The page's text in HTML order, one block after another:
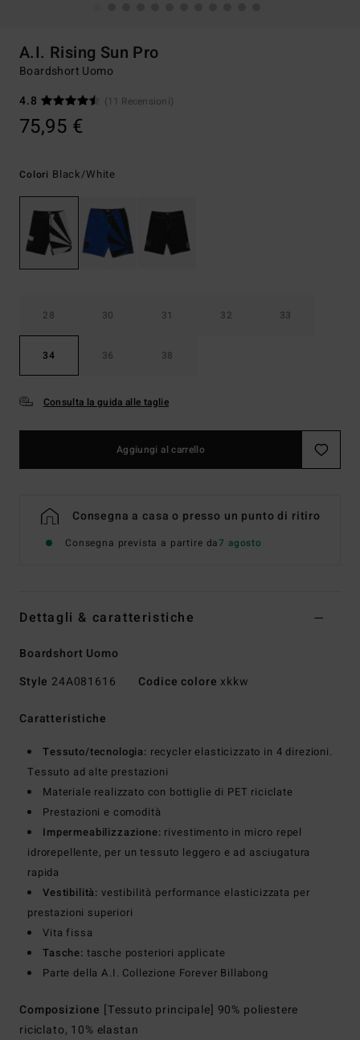
A.I. Rising Sun Pro
Boardshort Uomo
4.8
(11 Recensioni)
75,95 €
Colori Black/white
28 30 31 32 33
34 36 38
Consulta la guida alle taglie
Aggiungi al carrello
Consegna a casa o presso un punto di ritiro
Consegna prevista a partire da7 agosto
Dettagli & caratteristiche
Boardshort Uomo
Style 24A081616 Codice colore xkkw
Caratteristiche
Tessuto/tecnologia: recycler elasticizzato in 4 direzioni.
Tessuto ad alte prestazioni
Materiale realizzato con bottiglie di PET riciclate
Prestazioni e comodità
Impermeabilizzazione: rivestimento in micro repel
idrorepellente, per un tessuto leggero e ad asciugatura
rapida
Vestibilità: vestibilità performance elasticizzata per
prestazioni superiori
Vita fissa
Tasche: tasche posteriori applicate
Parte della A.I. Collezione Forever Billabong
Composizione [Tessuto principale] 90% poliestere
riciclato, 10% elastan